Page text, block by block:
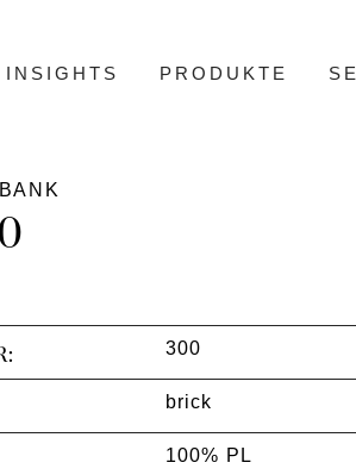
INSIGHTS PRODUKTE
300
brick
100% PL